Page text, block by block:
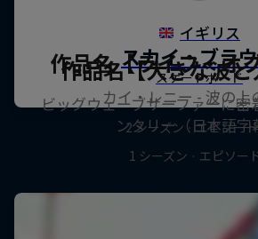
作品名【ライフ・オ
カイ・レニー - 波の上
2 シーズン · エピソー
作品名【大きな波と
ビッグウェーブサーファーに
ンタリー（日本語字
1 シーズン · エピソー